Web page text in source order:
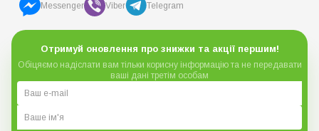
Messenger Viber Telegram
Отримуй оновлення про знижки та акції першим!
Обіцяємо надіслати вам тільки корисну інформацію та не передавати
ваші дані третім особам